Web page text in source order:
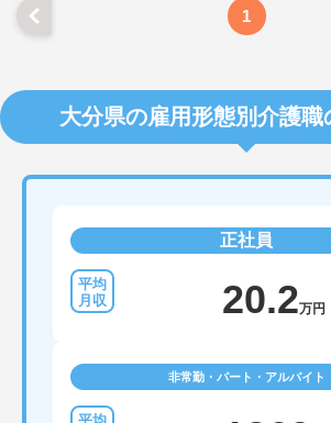
1
大分県の雇用形態別介護職
正社員
20.2万円
非常勤・パート・アルバイト